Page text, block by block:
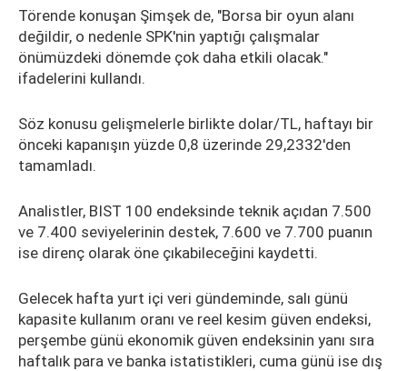
Törende konuşan Şimşek de, "Borsa bir oyun alanı
değildir, o nedenle SPK'nin yaptığı çalışmalar
önümüzdeki dönemde çok daha etkili olacak."
ifadelerini kullandı.
Söz konusu gelişmelerle birlikte dolar/TL, haftayı bir
önceki kapanışın yüzde 0,8 üzerinde 29,2332'den
tamamladı.
Analistler, BIST 100 endeksinde teknik açıdan 7.500
ve 7.400 seviyelerinin destek, 7.600 ve 7.700 puanın
ise direnç olarak öne çıkabileceğini kaydetti.
Gelecek hafta yurt içi veri gündeminde, salı günü
kapasite kullanım oranı ve reel kesim güven endeksi,
perşembe günü ekonomik güven endeksinin yanı sıra
haftalık para ve banka istatistikleri, cuma günü ise dış